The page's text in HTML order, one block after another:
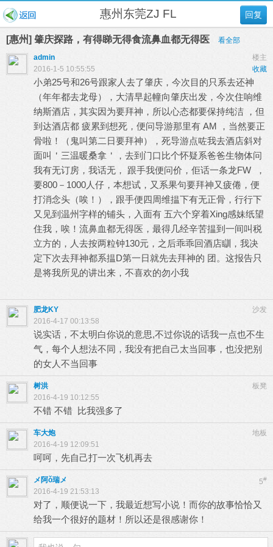
回复
惠州东莞ZJ FL
[惠州] 肇庆探路，有得睇无得食流鼻血都无得医
看全部
楼主
admin
收藏
2016-1-5 10:55:55
小弟25号和26号跟家人去了肇庆，今次目的只系去还神
（年年都去龙母），大清早起幢向肇庆出发，今次住响维
纳斯酒店，其实因为要拜神，所以心态都要保持纯洁 ，但
到达酒店都 疲累到想死，便问导游那里有 AM ，当然要正
骨啦！（鬼叫第二日要拜神），死导游点咗我去酒店斜对
面叫＇三温暖桑拿＇，去到门口比个怀疑系爸爸生物体问
我有无订房，我话无， 跟手我便问价，佢话一条龙FW ，
要800－1000人仔，本想试，又系果句要拜神又疲倦，便
打消念头（唉！），跟手便四周维揾下有无正骨，行行下
又见到温州字样的铺头，入面有 五六个穿着Xing感妹纸望
住我，唉！流鼻血都无得医，最得几经辛苦揾到一间叫税
立方的，人去按两粒钟130元，之后乖乖回酒店瞓，我决
定下次去拜神都系揾D第一日就先去拜神的 团。这报告只
是将我所见的讲出来，不喜欢的勿小我
沙发
肥龙KY
2016-4-17 00:13:58
说实话，不太明白你说的意思,不过你说的话我一点也不生
气，每个人想法不同，我没有把自己太当回事，也没把别
的女人不当回事
板凳
树洪
2016-4-19 10:12:55
不错 不错 比我强多了
地板
车大炮
2016-4-19 12:09:51
呵呵，先自己打一次飞机再去
5#
メ阿ǒ瑞メ
2016-4-19 21:53:13
对了，顺便说一下，我最近想写小说！而你的故事恰恰又
给我一个很好的题材！所以还是很感谢你！